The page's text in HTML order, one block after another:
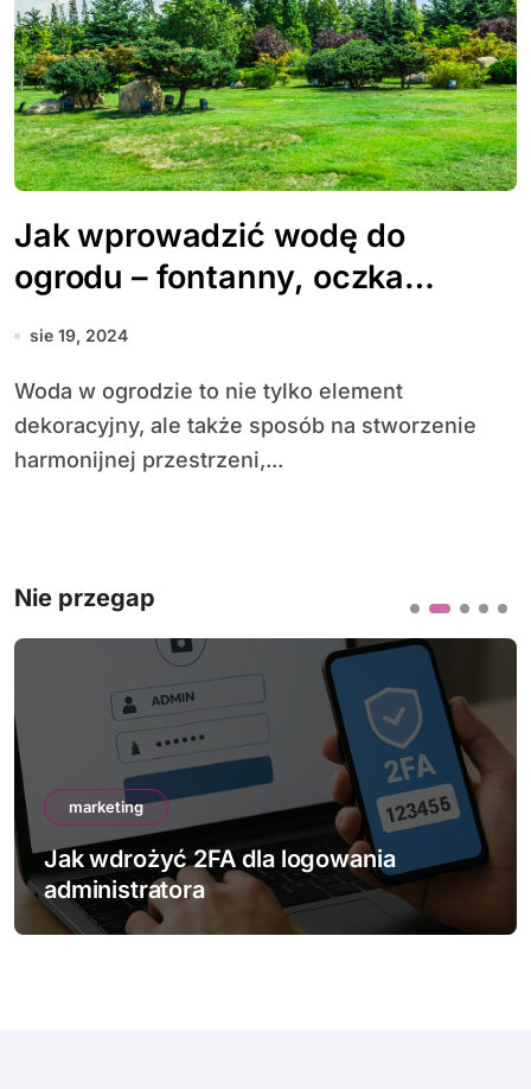
Jak wprowadzić wodę do
ogrodu – fontanny, oczka
wodne, strumienie
sie 19, 2024
Woda w ogrodzie to nie tylko element
dekoracyjny, ale także sposób na stworzenie
harmonijnej przestrzeni,...
Nie przegap
marketing
Jak wdrożyć 2FA dla logowania
administratora